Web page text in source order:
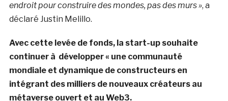
endroit pour construire des mondes, pas des murs », a
déclaré Justin Melillo.
Avec cette levée de fonds, la start-up souhaite
continuer à développer « une communauté
mondiale et dynamique de constructeurs en
intégrant des milliers de nouveaux créateurs au
métaverse ouvert et au Web3.